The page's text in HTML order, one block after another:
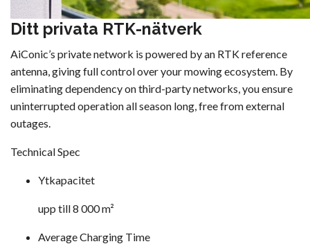
Ditt privata RTK-nätverk
AiConic’s private network is powered by an RTK reference
antenna, giving full control over your mowing ecosystem. By
eliminating dependency on third-party networks, you ensure
uninterrupted operation all season long, free from external
outages.
Technical Spec
Ytkapacitet
upp till 8 000 m²
Average Charging Time